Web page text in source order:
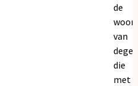
de
van
die
met